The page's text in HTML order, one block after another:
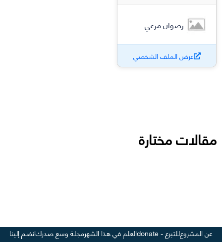
رضوان مرعي
عرض الملف الشخصي
مقالات مختارة
عن المشروعللتبرع - donate العلم في هذا الشهرمجلة وسع صدركانضم إلينا